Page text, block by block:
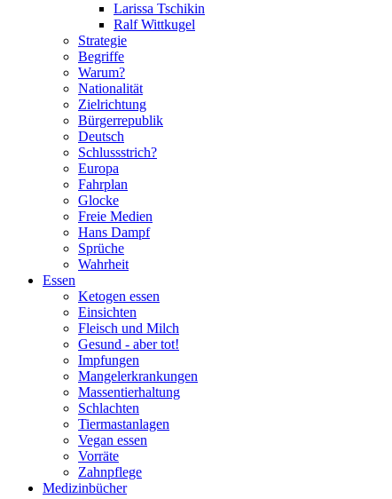
Larissa Tschikin
Ralf Wittkugel
Strategie
Begriffe
Warum?
Nationalität
Zielrichtung
Bürgerrepublik
Deutsch
Schlussstrich?
Europa
Fahrplan
Glocke
Freie Medien
Hans Dampf
Sprüche
Wahrheit
Essen
Ketogen essen
Einsichten
Fleisch und Milch
Gesund - aber tot!
Impfungen
Mangelerkrankungen
Massentierhaltung
Schlachten
Tiermastanlagen
Vegan essen
Vorräte
Zahnpflege
Medizinbücher